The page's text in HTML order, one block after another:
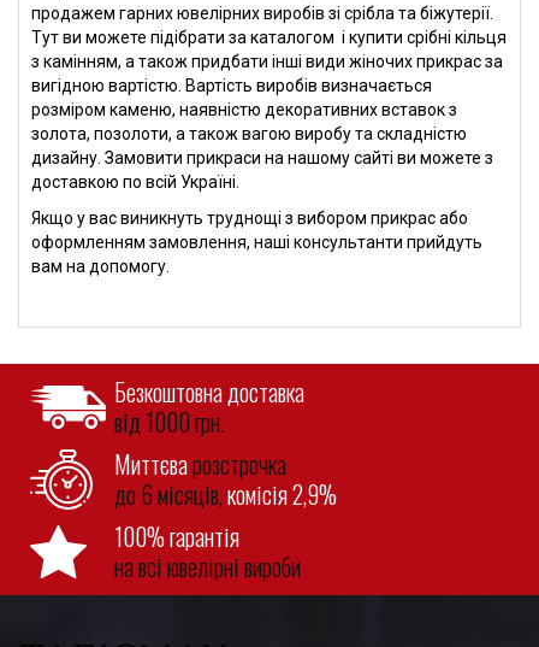
продажем гарних ювелірних виробів зі срібла та біжутерії.
Тут ви можете підібрати за каталогом і купити срібні кільця
з камінням, а також придбати інші види жіночих прикрас за
вигідною вартістю. Вартість виробів визначається
розміром каменю, наявністю декоративних вставок з
золота, позолоти, а також вагою виробу та складністю
дизайну. Замовити прикраси на нашому сайті ви можете з
доставкою по всій Україні.
Якщо у вас виникнуть труднощі з вибором прикрас або
оформленням замовлення, наші консультанти прийдуть
вам на допомогу.
Безкоштовна доставка
від 1000 грн.
Миттєварозстрочка
до 6 місяців,комісія 2,9%
100% гарантія
на всі ювелірні вироби